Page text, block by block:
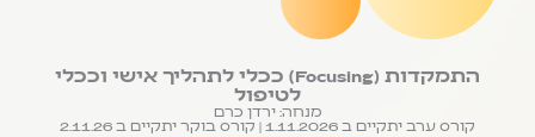
התמקדות (Focusing) ככלי לתהליך אישי וככלי
לטיפול
מנחה: ירדן כרם
קורס ערב יתקיים ב 1.11.2026 | קורס בוקר יתקיים ב 2.11.26